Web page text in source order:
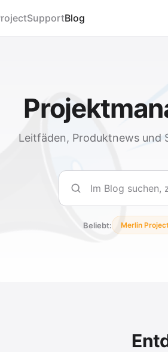
SupportBlog
Leitfäden, Produktnews und
Suchen
Beliebt: Merlin Project